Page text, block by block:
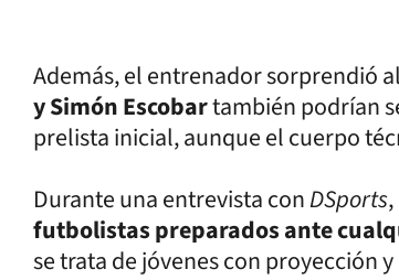
Además, el entrenador sorprendió
y Simón Escobartambién podrían
prelista inicial, aunque el cuerpo
Durante una entrevista conDSports
futbolistas preparados ante
se trata de jóvenes con proyección